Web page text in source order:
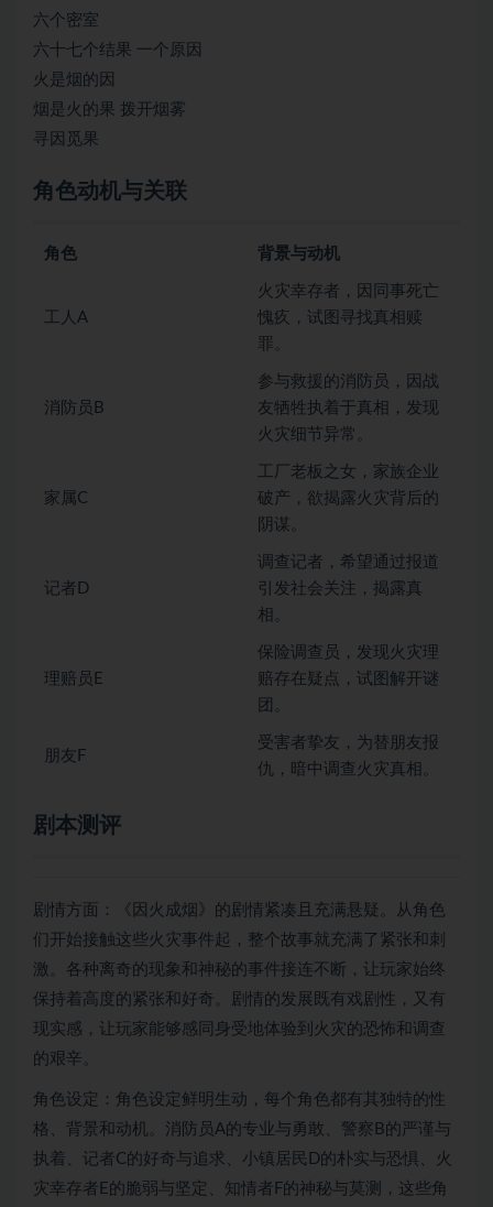
六个密室
六十七个结果 一个原因
火是烟的因
烟是火的果 拨开烟雾
寻因觅果
角色动机与关联
角色 背景与动机
工人A
火灾幸存者，因同事死亡
愧疚，试图寻找真相赎
罪。
消防员B
参与救援的消防员，因战
友牺牲执着于真相，发现
火灾细节异常。
家属C
工厂老板之女，家族企业
破产，欲揭露火灾背后的
阴谋。
记者D
调查记者，希望通过报道
引发社会关注，揭露真
相。
理赔员E
保险调查员，发现火灾理
赔存在疑点，试图解开谜
团。
朋友F
受害者挚友，为替朋友报
仇，暗中调查火灾真相。
剧本测评
剧情方面：《因火成烟》的剧情紧凑且充满悬疑。从角色
们开始接触这些火灾事件起，整个故事就充满了紧张和刺
激。各种离奇的现象和神秘的事件接连不断，让玩家始终
保持着高度的紧张和好奇。剧情的发展既有戏剧性，又有
现实感，让玩家能够感同身受地体验到火灾的恐怖和调查
的艰辛。
角色设定：角色设定鲜明生动，每个角色都有其独特的性
格、背景和动机。消防员A的专业与勇敢、警察B的严谨与
执着、记者C的好奇与追求、小镇居民D的朴实与恐惧、火
灾幸存者E的脆弱与坚定、知情者F的神秘与莫测，这些角